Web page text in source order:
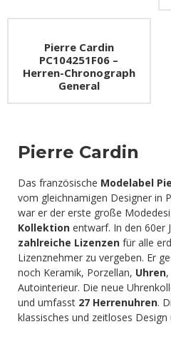
Pierre Cardin
PC104251F06 –
Herren-Chronograph
General
Pierre Cardin
Das französische Modelabel
vom gleichnamigen Designer in
war er der erste große
Kollektion entwarf. In den 60er
zahlreiche Lizenzen für alle
Lizenznehmer zu vergeben. Er
noch Keramik, Porzellan, Uhren
Autointerieur. Die neue
und umfasst 27 Herrenuhren.
klassisches und zeitloses